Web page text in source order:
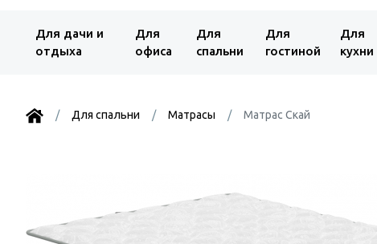
Для дачи и
отдыха
Для
офиса
Для
спальни
Для
гостиной
Для
кухни
Для спальни Матрасы Матрас Скай